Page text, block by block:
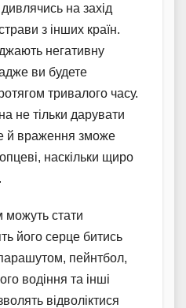
на захід
з інших країн.
негативну
ви будете
тривалого часу.
не тільки дарувати
й враження зможе
наскільки щиро
стати
його серце битись
пейнтбол,
водіння та інші
відволіктися